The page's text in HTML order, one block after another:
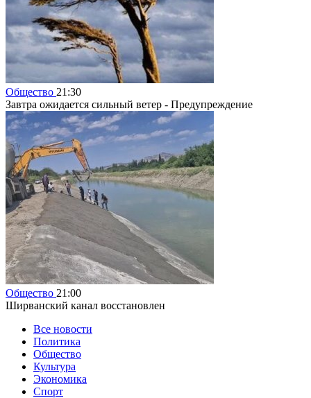
Общество 21:30
Завтра ожидается сильный ветер - Предупреждение
Общество 21:00
Ширванский канал восстановлен
Все новости
Политика
Общество
Культура
Экономика
Спорт